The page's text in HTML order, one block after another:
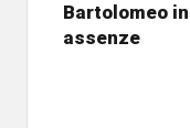
Bartolomeo
assenze